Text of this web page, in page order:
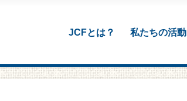
JCFとは？ 私たちの活動